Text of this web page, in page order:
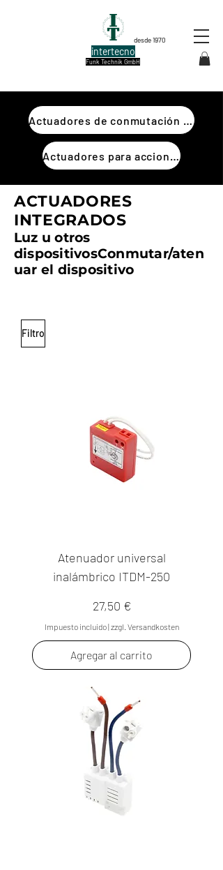
desde 1970
intertecno
Funk Technik GmbH
Actuadores de conmutación y regulación
Actuadores para accionamientos
ACTUADORES
INTEGRADOS
Luz u otros
dispositivosConmutar/aten
uar el dispositivo
Filtro
Atenuador universal
inalámbrico ITDM-250
Precio
27,50 €
Impuesto incluido|zzgl. Versandkosten
Agregar al carrito